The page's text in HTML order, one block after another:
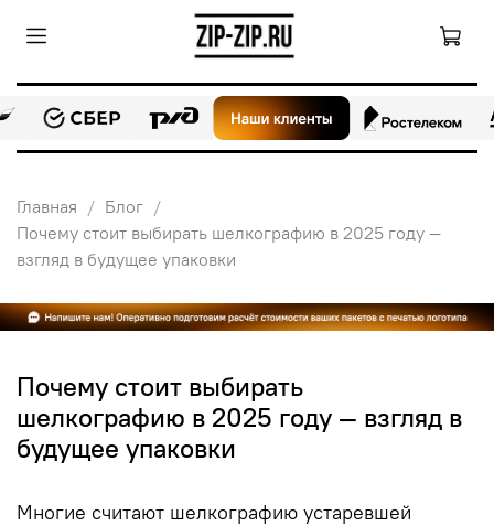
Главная
Блог
Почему стоит выбирать шелкографию в 2025 году —
взгляд в будущее упаковки
Почему стоит выбирать
шелкографию в 2025 году — взгляд в
будущее упаковки
Многие считают шелкографию устаревшей